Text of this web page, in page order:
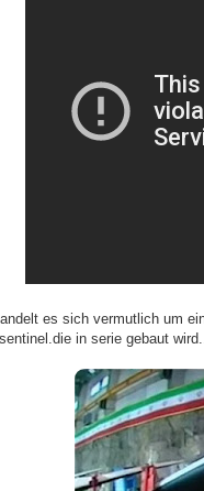
es sich vermutlich um
sentinel.die in serie gebaut